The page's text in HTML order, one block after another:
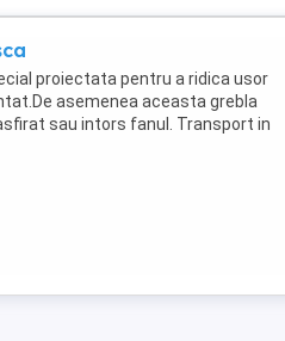
proiectata pentru a ridica usor
asemenea aceasta grebla
sau intors fanul. Transport in